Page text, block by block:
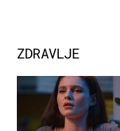
ZDRAVLJE